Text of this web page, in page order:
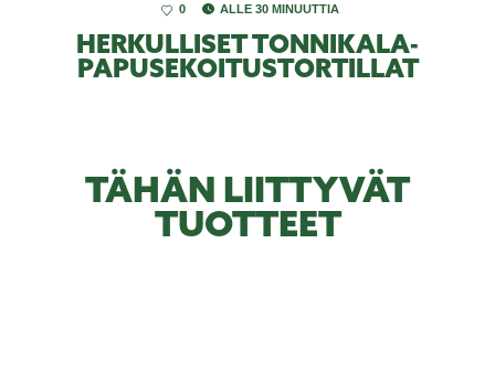
0 ALLE 30 MINUUTTIA
HERKULLISET TONNIKALA-
PAPUSEKOITUSTORTILLAT
TÄHÄN LIITTYVÄT
TUOTTEET